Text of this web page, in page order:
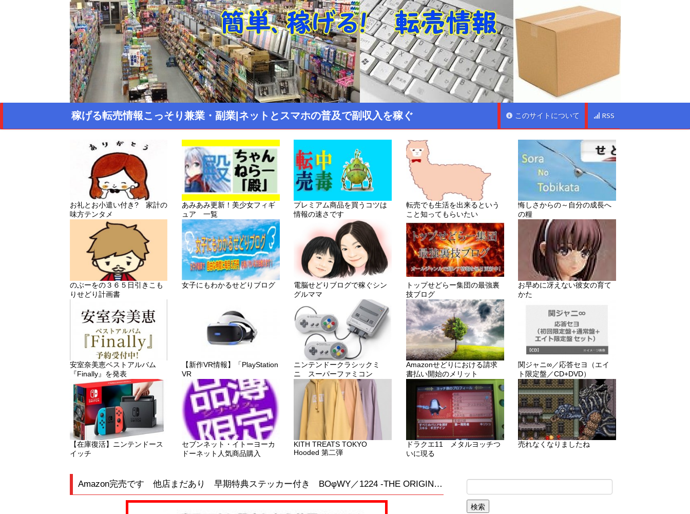
稼げる転売情報こっそり兼業・副業|ネットとスマホの普及で副収入を稼ぐ このサイトについて RSS
お礼とお小遣い付き? 家計の
味方テンタメ
あみあみ更新！美少女フィギ
ュア 一覧
プレミアム商品を買うコツは
情報の速さです
転売でも生活を出来るという
こと知ってもらいたい
悔しさからの～自分の成長へ
の糧
のぶーをの３６５日引きこも
りせどり計画書
女子にもわかるせどりブログ
電脳せどりブログで稼ぐシン
グルママ
トップせどらー集団の最強裏
技ブログ
お早めに冴えない彼女の育て
かた
安室奈美恵ベストアルバム
『Finally』を発表
【新作VR情報】「PlayStation
VR
ニンテンドークラシックミ
ニ スーパーファミコン
Amazonせどりにおける請求
書払い開始のメリット
関ジャニ∞／応答セヨ（エイ
ト限定盤／CD+DVD）
【在庫復活】ニンテンドース
イッチ
セブンネット・イトーヨーカ
ドーネット人気商品購入
KITH TREATS TOKYO
Hooded 第二弾
ドラクエ11 メタルヨッチつ
いに現る
売れなくなりましたね
Amazon完売です 他店まだあり 早期特典ステッカー付き BOφWY／1224 -THE ORIGINAL-＜限定盤＞